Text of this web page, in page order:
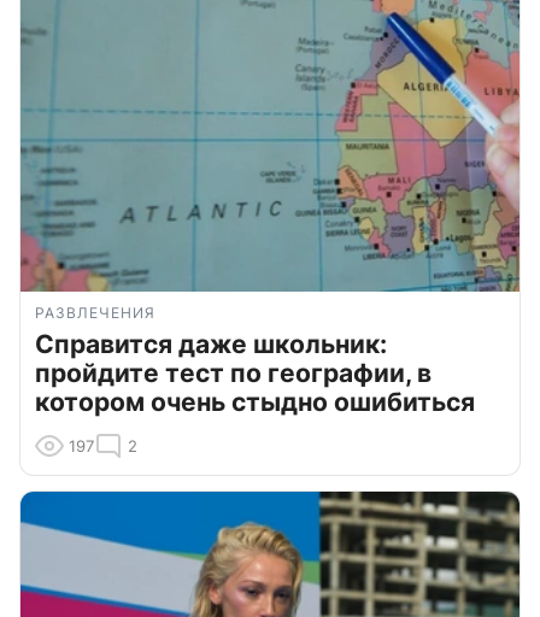
РАЗВЛЕЧЕНИЯ
Справится даже школьник:
пройдите тест по географии, в
котором очень стыдно ошибиться
197 2